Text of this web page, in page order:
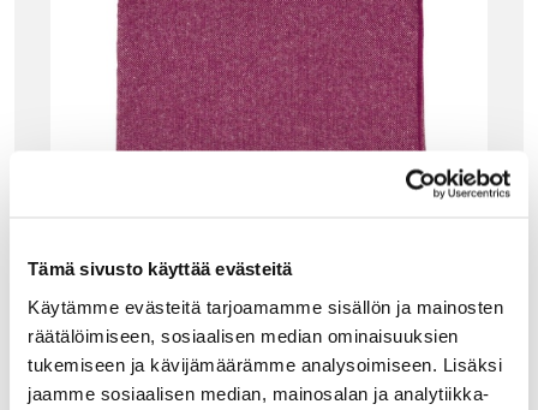
Tämä sivusto käyttää evästeitä
Käytämme evästeitä tarjoamamme sisällön ja mainosten
räätälöimiseen, sosiaalisen median ominaisuuksien
tukemiseen ja kävijämäärämme analysoimiseen. Lisäksi
jaamme sosiaalisen median, mainosalan ja analytiikka-